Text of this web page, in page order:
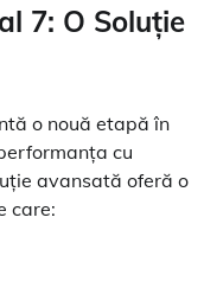
7: O Soluție
o nouă etapă în
cu
avansată oferă o
care: